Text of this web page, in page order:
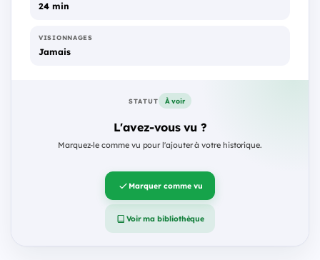
24 min
VISIONNAGES
Jamais
STATUT À voir
L'avez-vous vu ?
Marquez-le comme vu pour l'ajouter à votre historique.
Marquer comme vu
Voir ma bibliothèque